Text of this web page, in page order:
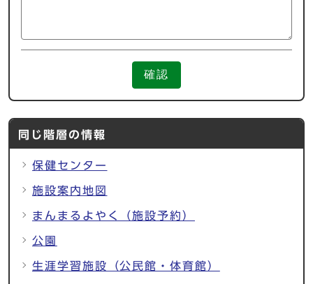
確認
同じ階層の情報
保健センター
施設案内地図
まんまるよやく（施設予約）
公園
生涯学習施設（公民館・体育館）